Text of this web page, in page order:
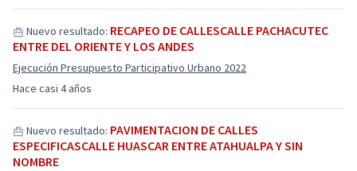
Hace casi 4 años
Nuevo resultado: RECAPEO DE CALLESCALLE PACHACUTEC
ENTRE DEL ORIENTE Y LOS ANDES
Ejecución Presupuesto Participativo Urbano 2022
Nuevo resultado: PAVIMENTACION DE CALLES
ESPECIFICASCALLE HUASCAR ENTRE ATAHUALPA Y SIN
NOMBRE